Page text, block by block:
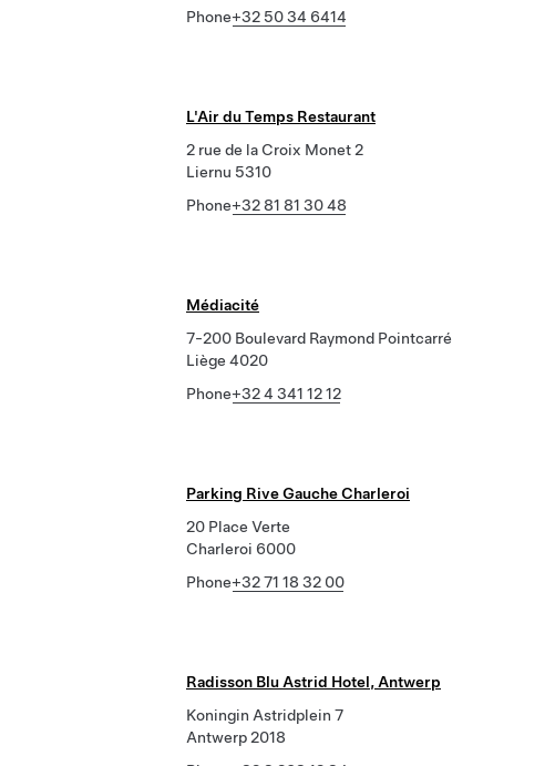
Phone+32 50 34 6414
L'Air du Temps Restaurant
2 rue de la Croix Monet 2
Liernu 5310
Phone+32 81 81 30 48
Médiacité
7-200 Boulevard Raymond Pointcarré
Liège 4020
Phone+32 4 341 12 12
Parking Rive Gauche Charleroi
20 Place Verte
Charleroi 6000
Phone+32 71 18 32 00
Radisson Blu Astrid Hotel, Antwerp
Koningin Astridplein 7
Antwerp 2018